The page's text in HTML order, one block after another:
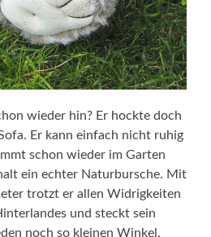
wieder hin? Er hockte doch
Er kann einfach nicht ruhig
schon wieder im Garten
ein echter Naturbursche. Mit
trotzt er allen Widrigkeiten
und steckt sein
noch so kleinen Winkel.